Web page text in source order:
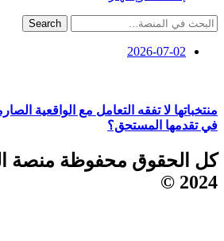
Search
2026-07-02
​منتخباتها لا تفقه التعامل مع الواقعية
في تقدمها المستحق؟
كل الحقوق محفوظة منصة
2024 ©